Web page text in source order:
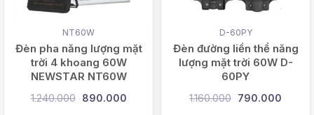
NT60W
Đèn pha năng lượng mặt
trời 4 khoang 60W
NEWSTAR NT60W
1.240.000 890.000
D-60PY
Đèn đường liền thể năng
lượng mặt trời 60W D-
60PY
1.160.000 790.000